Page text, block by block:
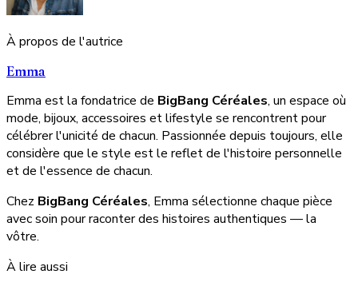
À propos de l'autrice
Emma
Emma est la fondatrice de BigBang Céréales, un espace où
mode, bijoux, accessoires et lifestyle se rencontrent pour
célébrer l'unicité de chacun. Passionnée depuis toujours, elle
considère que le style est le reflet de l'histoire personnelle
et de l'essence de chacun.
Chez BigBang Céréales, Emma sélectionne chaque pièce
avec soin pour raconter des histoires authentiques — la
vôtre.
À lire aussi